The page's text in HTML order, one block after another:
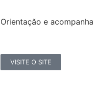
Orientação e
VISITE O SITE